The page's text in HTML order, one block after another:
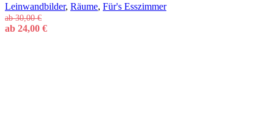
Leinwandbilder, Räume, Für's Esszimmer
ab30,00€
ab 24,00 €